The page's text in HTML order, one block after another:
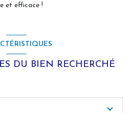
et efficace !
DU BIEN RECHERCHÉ